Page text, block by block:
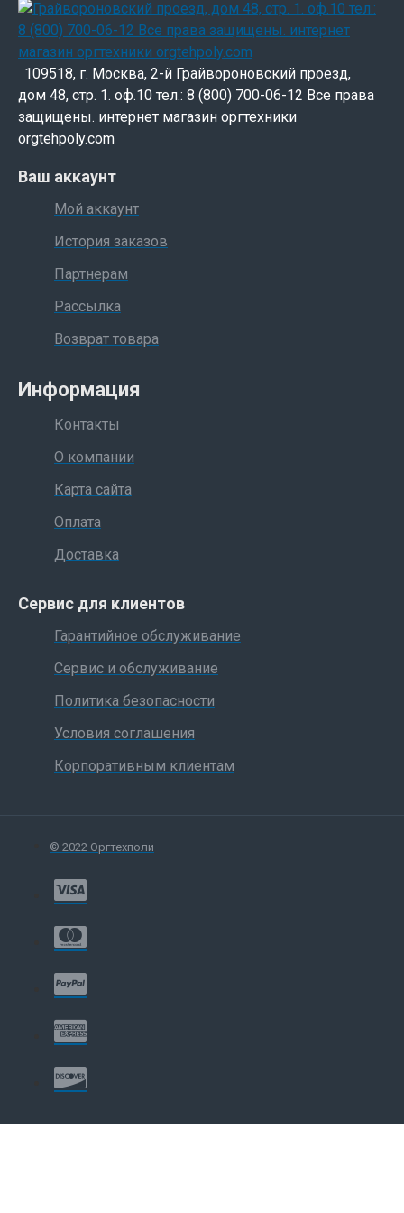
мешка и открытой дверце
225-литровый прочный многоразовый
пакет для мусора
Корпус из дерева для понижения шума
Боковая дверь для удобства обслуживания
Остановка двигателя при попадании
крупных металлических и других
Двойная автоматическая защита от
Колеса для транспортировки
Автоматическая система смазки режущих
109518, г. Москва, 2-й Грайвороновский проезд,
дом 48, стр. 1. оф.10 тел.: 8 (800) 700-06-12 Все права
защищены. интернет магазин оргтехники
orgtehpoly.com
Ваш аккаунт
Мой аккаунт
История заказов
Партнерам
Рассылка
Возврат товара
Информация
Контакты
О компании
Карта сайта
Оплата
Доставка
Сервис для клиентов
Гарантийное обслуживание
Сервис и обслуживание
Политика безопасности
Условия соглашения
Корпоративным клиентам
© 2022 Оргтехполи